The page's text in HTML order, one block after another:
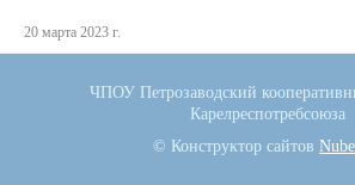
20 марта 2023 г.
ЧПОУ Петрозаводский
Карелреспотребсоюза
© Конструктор сайтов